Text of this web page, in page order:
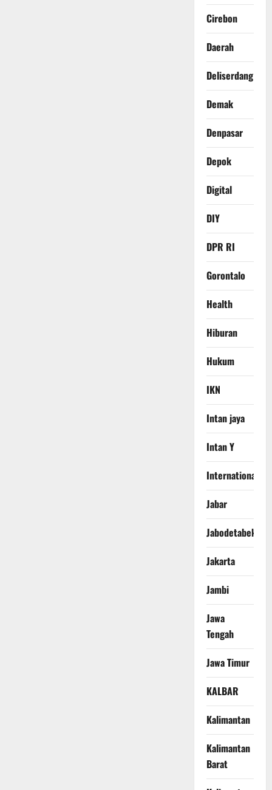
Cirebon
Daerah
Deliserdang
Demak
Denpasar
Depok
Digital
DIY
DPR RI
Gorontalo
Health
Hiburan
Hukum
IKN
Intan jaya
Intan Y
International
Jabar
Jabodetabek
Jakarta
Jambi
Jawa
Tengah
Jawa Timur
KALBAR
Kalimantan
Kalimantan
Barat